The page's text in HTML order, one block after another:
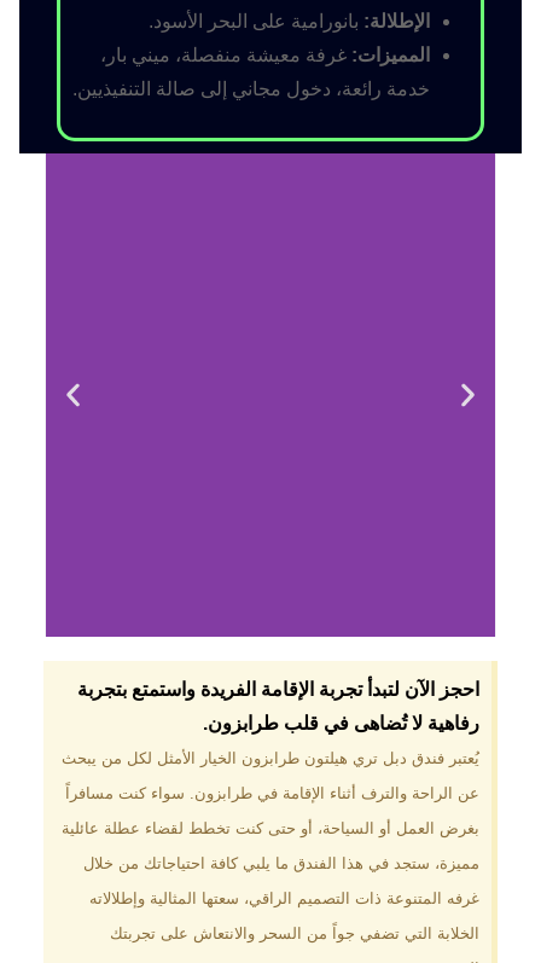
الإطلالة: بانورامية على البحر الأسود.
المميزات: غرفة معيشة منفصلة، ميني بار،
خدمة رائعة، دخول مجاني إلى صالة التنفيذيين.
لماذا تختار فندق دبل
تري هيلتون
طرابزون؟
موقع مميز في قلب طرابزون بالقرب
من أهم المعالم السياحية. إطلالات
الخضراء. مرافق متكاملة تشمل
مسبحًا داخليًا، سبا، صالة ألعاب
رياضية، ومطاعم عالمية.
احجز الآن لتبدأ تجربة الإقامة الفريدة واستمتع بتجربة
رفاهية لا تُضاهى في قلب طرابزون.​
يُعتبر فندق دبل تري هيلتون طرابزون الخيار الأمثل لكل من يبحث
عن الراحة والترف أثناء الإقامة في طرابزون. سواء كنت مسافراً
بغرض العمل أو السياحة، أو حتى كنت تخطط لقضاء عطلة عائلية
مميزة، ستجد في هذا الفندق ما يلبي كافة احتياجاتك من خلال
غرفه المتنوعة ذات التصميم الراقي، سعتها المثالية وإطلالاته
الخلابة التي تضفي جواً من السحر والانتعاش على تجربتك